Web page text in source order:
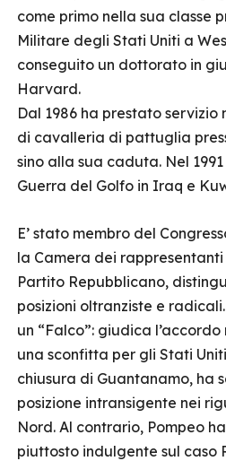
come primo nella sua classe
Militare degli Stati Uniti a
conseguito un dottorato in
Harvard.
Dal 1986 ha prestato
di cavalleria di pattuglia
sino alla sua caduta. Nel
Guerra del Golfo in Iraq e
E’ stato membro del
la Camera dei rappresentanti
Partito Repubblicano,
posizioni oltranziste e
un “Falco”: giudica
una sconfitta per gli Stati
chiusura di Guantanamo, ha
posizione intransigente nei
Nord. Al contrario, Pompeo
piuttosto indulgente sul caso